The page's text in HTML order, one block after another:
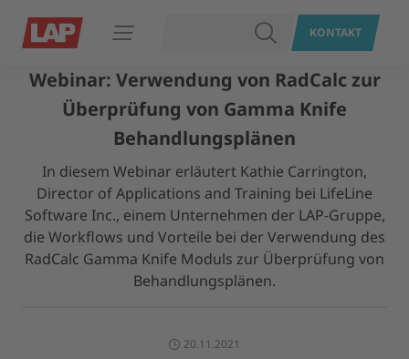
Navigation öffnen SUCHENKONTAKT
Webinar: Verwendung von RadCalc zur
Überprüfung von Gamma Knife
Behandlungsplänen
In diesem Webinar erläutert Kathie Carrington,
Director of Applications and Training bei LifeLine
Software Inc., einem Unternehmen der LAP-Gruppe,
die Workflows und Vorteile bei der Verwendung des
RadCalc Gamma Knife Moduls zur Überprüfung von
Behandlungsplänen.
20.11.2021